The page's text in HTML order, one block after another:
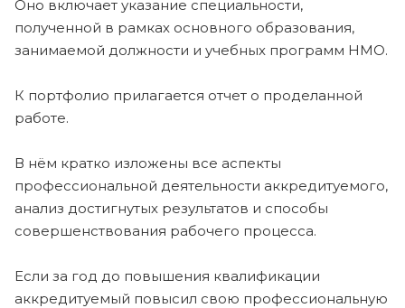
Оно включает указание специальности,
полученной в рамках основного образования,
занимаемой должности и учебных программ НМО.
К портфолио прилагается отчет о проделанной
работе.
В нём кратко изложены все аспекты
профессиональной деятельности аккредитуемого,
анализ достигнутых результатов и способы
совершенствования рабочего процесса.
Если за год до повышения квалификации
аккредитуемый повысил свою профессиональную